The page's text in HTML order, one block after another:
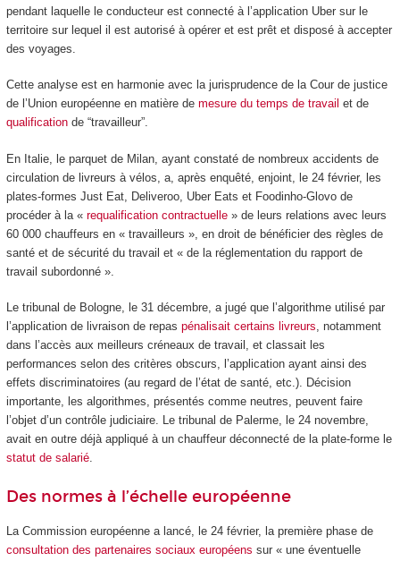
pendant laquelle le conducteur est connecté à l’application Uber sur le
territoire sur lequel il est autorisé à opérer et est prêt et disposé à accepter
des voyages.
Cette analyse est en harmonie avec la jurisprudence de la Cour de justice
de l’Union européenne en matière de mesure du temps de travail et de
qualificationde “travailleur”.
En Italie, le parquet de Milan, ayant constaté de nombreux accidents de
circulation de livreurs à vélos, a, après enquêté, enjoint, le 24 février, les
plates-formes Just Eat, Deliveroo, Uber Eats et Foodinho-Glovo de
procéder à la « requalification contractuelle» de leurs relations avec leurs
60 000 chauffeurs en « travailleurs », en droit de bénéficier des règles de
santé et de sécurité du travail et « de la réglementation du rapport de
travail subordonné ».
Le tribunal de Bologne, le 31 décembre, a jugé que l’algorithme utilisé par
l’application de livraison de repas pénalisait certains livreurs, notamment
dans l’accès aux meilleurs créneaux de travail, et classait les
performances selon des critères obscurs, l’application ayant ainsi des
effets discriminatoires (au regard de l’état de santé, etc.). Décision
importante, les algorithmes, présentés comme neutres, peuvent faire
l’objet d’un contrôle judiciaire. Le tribunal de Palerme, le 24 novembre,
avait en outre déjà appliqué à un chauffeur déconnecté de la plate-forme le
statut de salarié.
Des normes à l’échelle européenne
La Commission européenne a lancé, le 24 février, la première phase de
consultation des partenaires sociaux européens sur « une éventuelle